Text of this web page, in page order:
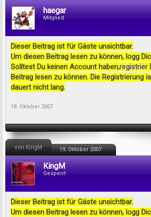
haegar
Mitglied
Dieser Beitrag ist für Gäste unsichtbar.
Um diesen Beitrag lesen zu können, logg
Solltest Du keinen Account haben,registrier
Beitrag lesen zu können. Die Registrierung
dauert nicht lang.
18. Oktober 2007
von KingM 19. Oktober 2007
KingM
Gesperrt
Dieser Beitrag ist für Gäste unsichtbar.
Um diesen Beitrag lesen zu können, logg